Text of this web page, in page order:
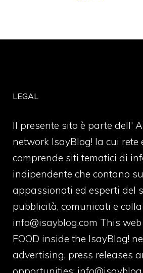
LEGAL
Il presente sito è parte dell'
network IsayBlog! la cui rete
comprende siti tematici di
indipendente che contano
appassionati ed esperti del
pubblicità, comunicati e
info@isayblog.com This
FOOD inside the IsayBlog!
advertising, press releases